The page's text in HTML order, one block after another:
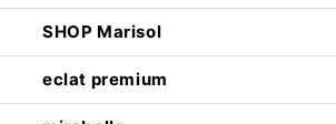
SHOP Marisol
eclat premium